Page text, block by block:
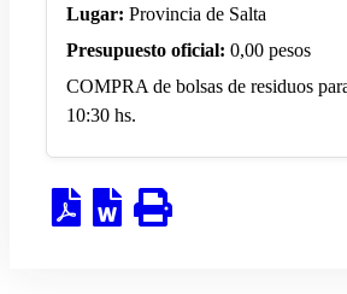
Lugar: Provincia de Salta
Presupuesto oficial: 0,00 pesos
COMPRA de bolsas de residuos
10:30 hs.